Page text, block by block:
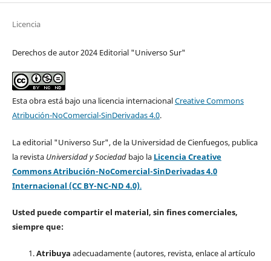
Licencia
Derechos de autor 2024 Editorial "Universo Sur"
Esta obra está bajo una licencia internacionalCreative Commons
Atribución-NoComercial-SinDerivadas 4.0.
La editorial "Universo Sur", de la Universidad de Cienfuegos, publica
la revista Universidad y Sociedad bajo la Licencia Creative
Commons Atribución-NoComercial-SinDerivadas 4.0
Internacional (CC BY-NC-ND 4.0).
Usted puede compartir el material, sin fines comerciales,
siempre que:
Atribuya adecuadamente (autores, revista, enlace al artículo